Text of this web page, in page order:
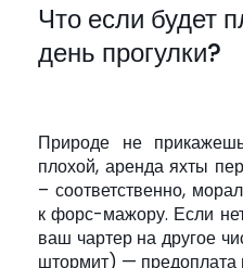
Что если будет
день прогулки?
Природе не
плохой, аренда яхты
– соответственно,
к форс-мажору. Если
ваш чартер на другое
штормит) — предоплата